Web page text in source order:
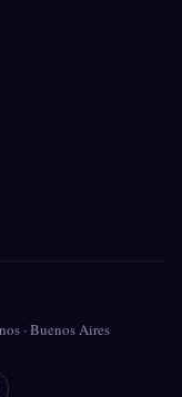
· Buenos Aires